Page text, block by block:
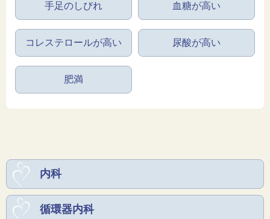
手足のしびれ 血糖が高い
コレステロールが高い 尿酸が高い
肥満
内科
循環器内科